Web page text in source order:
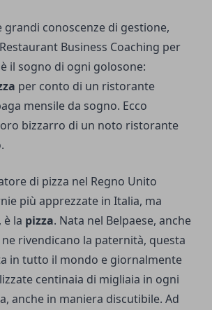
grandi conoscenze di gestione,
Restaurant Business Coaching per
il sogno di ogni golosone:
per conto di un ristorante
mensile da sogno. Ecco
bizzarro di un noto ristorante
di pizza nel Regno Unito
più apprezzate in Italia, ma
è la pizza. Nata nel Belpaese, anche
rivendicano la paternità, questa
in tutto il mondo e giornalmente
centinaia di migliaia in ogni
anche in maniera discutibile. Ad